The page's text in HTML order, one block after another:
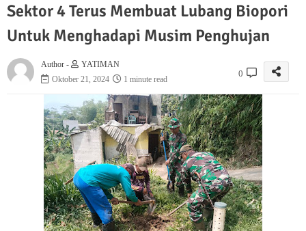
Sektor 4 Terus Membuat Lubang Biopori
Untuk Menghadapi Musim Penghujan
Author -
YATIMAN
Oktober 21, 2024
1 minute read
0